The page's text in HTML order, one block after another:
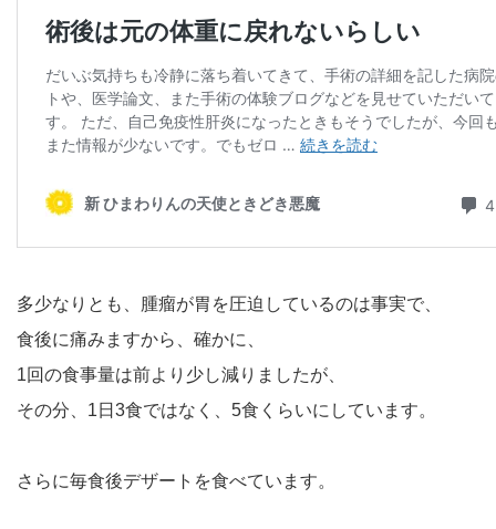
多少なりとも、腫瘤が胃を圧迫しているのは事実で、
食後に痛みますから、確かに、
1回の食事量は前より少し減りましたが、
その分、1日3食ではなく、5食くらいにしています。
さらに毎食後デザートを食べています。